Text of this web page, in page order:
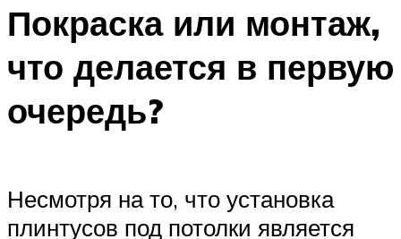
Покраска или монтаж,
что делается в первую
очередь?
Несмотря на то, что установка
плинтусов под потолки является